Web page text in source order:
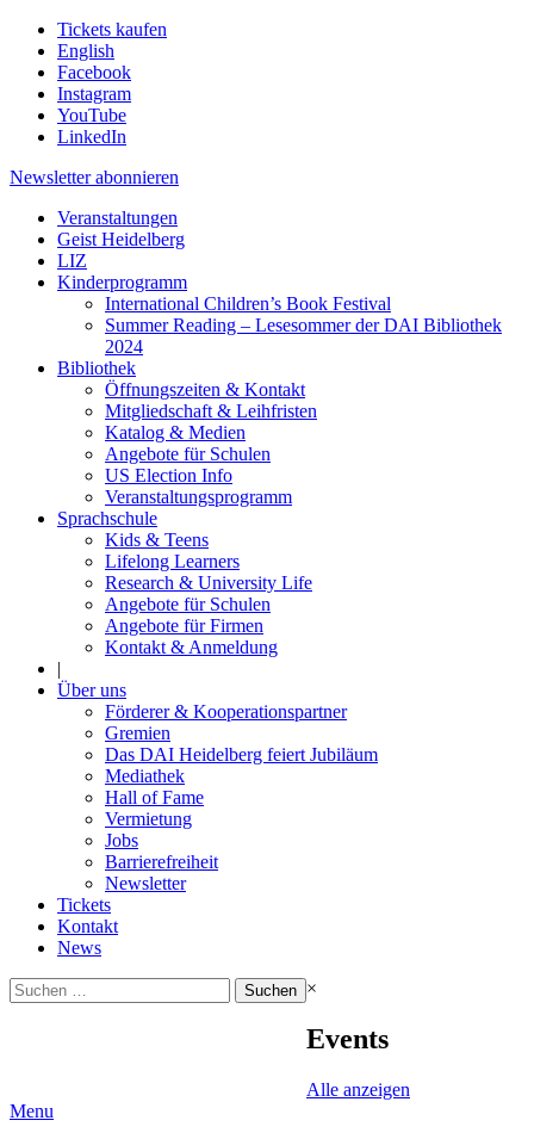
Tickets kaufen
English
Facebook
Instagram
YouTube
LinkedIn
Newsletter abonnieren
Veranstaltungen
Geist Heidelberg
LIZ
Kinderprogramm
International Children’s Book Festival
Summer Reading – Lesesommer der DAI Bibliothek
2024
Bibliothek
Öffnungszeiten & Kontakt
Mitgliedschaft & Leihfristen
Katalog & Medien
Angebote für Schulen
US Election Info
Veranstaltungsprogramm
Sprachschule
Kids & Teens
Lifelong Learners
Research & University Life
Angebote für Schulen
Angebote für Firmen
Kontakt & Anmeldung
|
Über uns
Förderer & Kooperationspartner
Gremien
Das DAI Heidelberg feiert Jubiläum
Mediathek
Hall of Fame
Vermietung
Jobs
Barrierefreiheit
Newsletter
Tickets
Kontakt
News
Suchen
nach:
×
Events
Alle anzeigen
Menu